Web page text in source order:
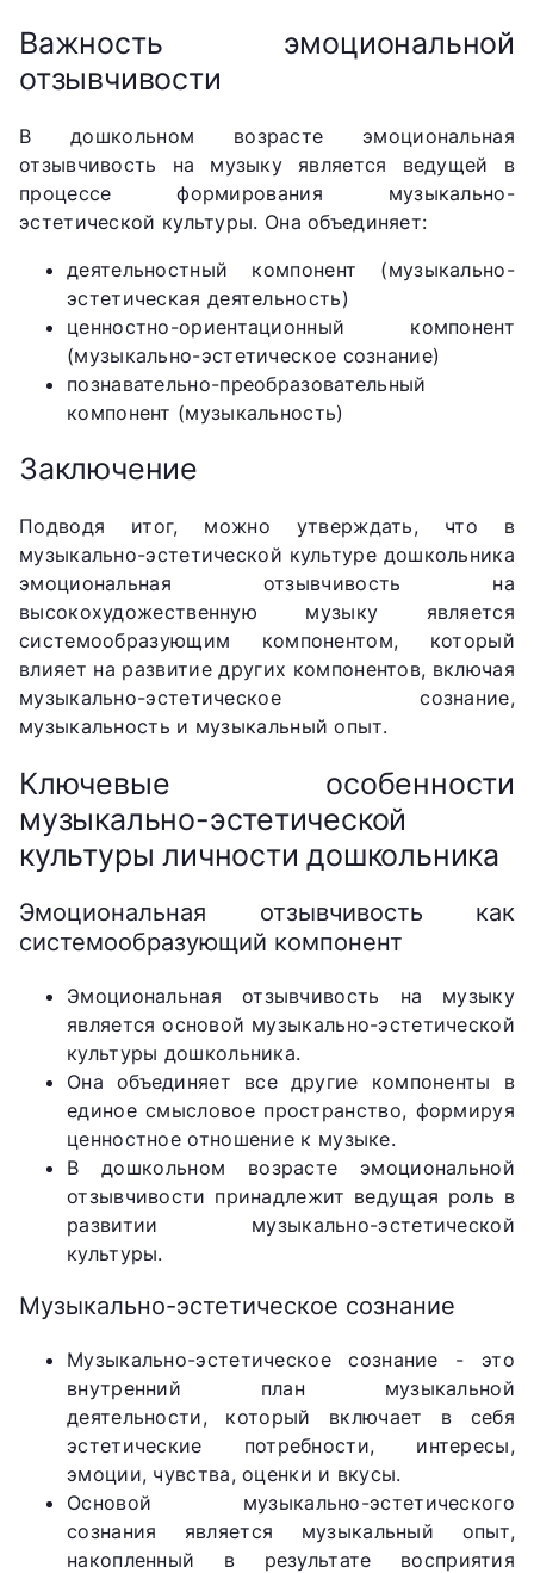
Важность эмоциональной
отзывчивости
В дошкольном возрасте эмоциональная
отзывчивость на музыку является ведущей в
процессе формирования музыкально-
эстетической культуры. Она объединяет:
деятельностный компонент (музыкально-
эстетическая деятельность)
ценностно-ориентационный компонент
(музыкально-эстетическое сознание)
познавательно-преобразовательный
компонент (музыкальность)
Заключение
Подводя итог, можно утверждать, что в
музыкально-эстетической культуре дошкольника
эмоциональная отзывчивость на
высокохудожественную музыку является
системообразующим компонентом, который
влияет на развитие других компонентов, включая
музыкально-эстетическое сознание,
музыкальность и музыкальный опыт.
Ключевые особенности
музыкально-эстетической
культуры личности дошкольника
Эмоциональная отзывчивость как
системообразующий компонент
Эмоциональная отзывчивость на музыку
является основой музыкально-эстетической
культуры дошкольника.
Она объединяет все другие компоненты в
единое смысловое пространство, формируя
ценностное отношение к музыке.
В дошкольном возрасте эмоциональной
отзывчивости принадлежит ведущая роль в
развитии музыкально-эстетической
культуры.
Музыкально-эстетическое сознание
Музыкально-эстетическое сознание - это
внутренний план музыкальной
деятельности, который включает в себя
эстетические потребности, интересы,
эмоции, чувства, оценки и вкусы.
Основой музыкально-эстетического
сознания является музыкальный опыт,
накопленный в результате восприятия